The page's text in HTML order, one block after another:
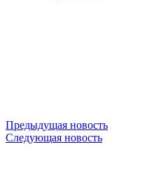
Предыдущая новость
Следующая новость